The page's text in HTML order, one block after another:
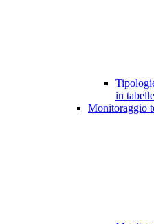
in
Monitoraggio